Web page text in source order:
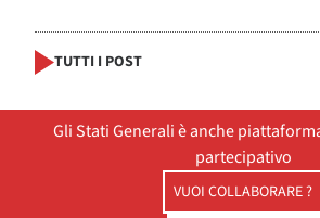
TUTTI I POST
Gli Stati Generali è anche
partecipativo
VUOI COLLABORARE ?